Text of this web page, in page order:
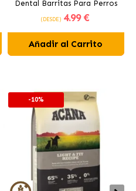
Dental Barritas Para Perros
Grandes +25 kg
(DESDE) 4.99 €
Añadir al Carrito
-10%